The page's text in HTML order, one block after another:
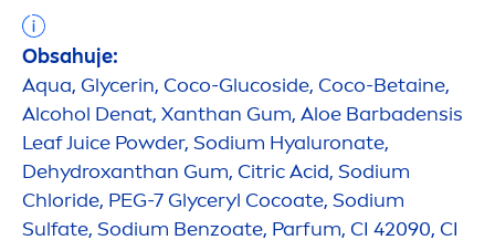
Obsahuje:
Aqua, Glycerin, Coco-Glucoside, Coco-Betaine,
Alcohol Denat, Xanthan Gum, Aloe Barbadensis
Leaf Juice Powder, Sodium Hyaluronate,
Dehydroxanthan Gum, Citric Acid, Sodium
Chloride, PEG-7 Glyceryl Cocoate, Sodium
Sulfate, Sodium Benzoate, Parfum, CI 42090, CI